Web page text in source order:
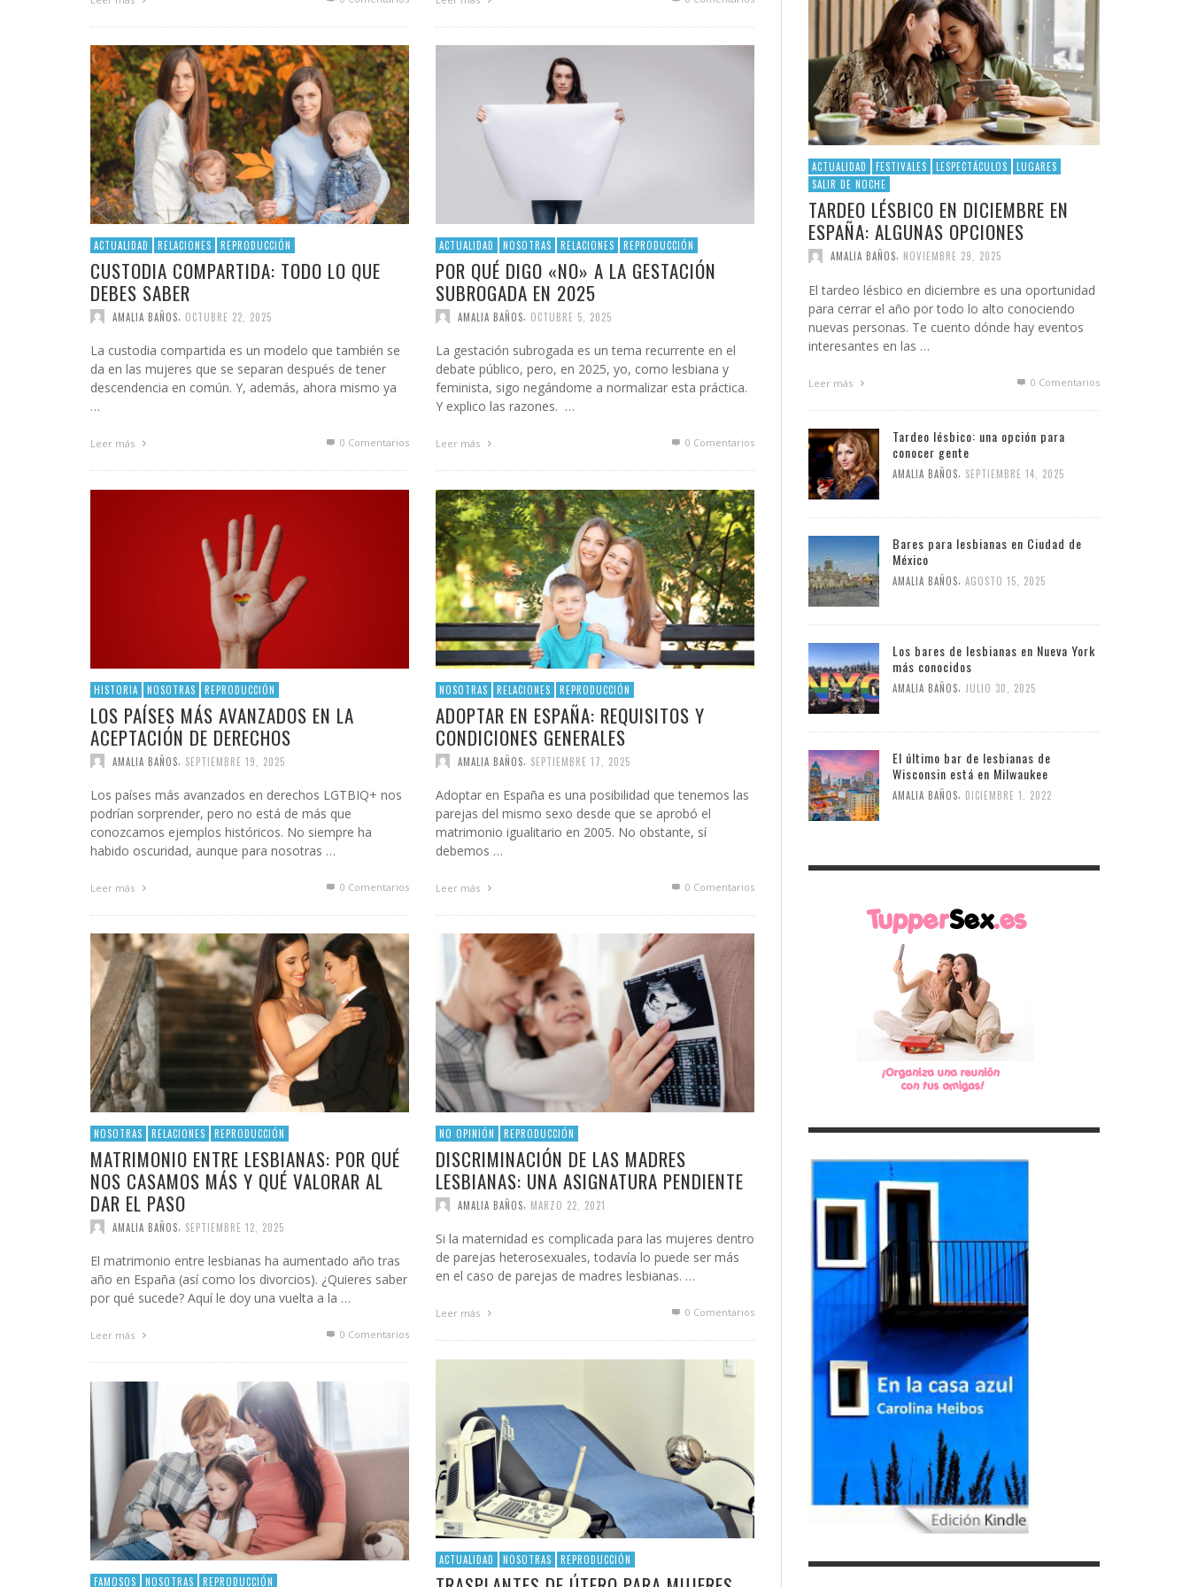
ACTUALIDAD RELACIONES REPRODUCCIÓN
CUSTODIA COMPARTIDA: TODO LO QUE
DEBES SABER
AMALIA BAÑOS OCTUBRE 22, 2025
La custodia compartida es un modelo que también se
da en las mujeres que se separan después de tener
descendencia en común. Y, además, ahora mismo ya
…
Leer más 0 Comentarios
ACTUALIDAD NOSOTRAS RELACIONES REPRODUCCIÓN
POR QUÉ DIGO «NO» A LA GESTACIÓN
SUBROGADA EN 2025
AMALIA BAÑOS OCTUBRE 5, 2025
La gestación subrogada es un tema recurrente en el
debate público, pero, en 2025, yo, como lesbiana y
feminista, sigo negándome a normalizar esta práctica.
Y explico las razones. …
Leer más 0 Comentarios
HISTORIA NOSOTRAS REPRODUCCIÓN
LOS PAÍSES MÁS AVANZADOS EN LA
ACEPTACIÓN DE DERECHOS
AMALIA BAÑOS SEPTIEMBRE 19, 2025
Los países más avanzados en derechos LGTBIQ+ nos
podrían sorprender, pero no está de más que
conozcamos ejemplos históricos. No siempre ha
habido oscuridad, aunque para nosotras …
Leer más 0 Comentarios
NOSOTRAS RELACIONES REPRODUCCIÓN
ADOPTAR EN ESPAÑA: REQUISITOS Y
CONDICIONES GENERALES
AMALIA BAÑOS SEPTIEMBRE 17, 2025
Adoptar en España es una posibilidad que tenemos las
parejas del mismo sexo desde que se aprobó el
matrimonio igualitario en 2005. No obstante, sí
debemos …
Leer más 0 Comentarios
NOSOTRAS RELACIONES REPRODUCCIÓN
MATRIMONIO ENTRE LESBIANAS: POR QUÉ
NOS CASAMOS MÁS Y QUÉ VALORAR AL
DAR EL PASO
AMALIA BAÑOS SEPTIEMBRE 12, 2025
El matrimonio entre lesbianas ha aumentado año tras
año en España (así como los divorcios). ¿Quieres saber
por qué sucede? Aquí le doy una vuelta a la …
Leer más 0 Comentarios
NO OPINIÓN REPRODUCCIÓN
DISCRIMINACIÓN DE LAS MADRES
LESBIANAS: UNA ASIGNATURA PENDIENTE
AMALIA BAÑOS MARZO 22, 2021
Si la maternidad es complicada para las mujeres dentro
de parejas heterosexuales, todavía lo puede ser más
en el caso de parejas de madres lesbianas. …
Leer más 0 Comentarios
ACTUALIDAD NOSOTRAS REPRODUCCIÓN
FAMOSOS NOSOTRAS REPRODUCCIÓN
ACTUALIDAD FESTIVALES LESPECTÁCULOS
LUGARES
SALIR DE NOCHE
TARDEO LÉSBICO EN DICIEMBRE EN
ESPAÑA: ALGUNAS OPCIONES
AMALIA BAÑOS, NOVIEMBRE 29, 2025
El tardeo lésbico en diciembre es una oportunidad
para cerrar el año por todo lo alto conociendo
nuevas personas. Te cuento dónde hay eventos
interesantes en las …
Leer más 0 Comentarios
Tardeo lésbico: una opción para
conocer gente
AMALIA BAÑOS SEPTIEMBRE 14, 2025
Bares para lesbianas en Ciudad de
México
AMALIA BAÑOS AGOSTO 15, 2025
Los bares de lesbianas en Nueva York
más conocidos
AMALIA BAÑOS JULIO 30, 2025
El último bar de lesbianas de
Wisconsin está en Milwaukee
AMALIA BAÑOS DICIEMBRE 1, 2022